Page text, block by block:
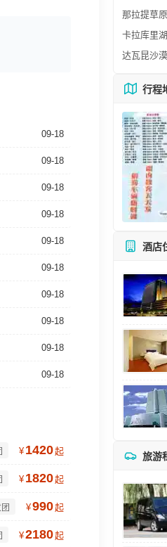
09-18
09-18
09-18
09-18
09-18
09-18
09-18
09-18
09-18
09-18
¥ 1420起
¥ 1820起
¥990起
¥2180起
那拉提草原
卡拉库里湖
达瓦昆沙漠
行程
酒店
旅游